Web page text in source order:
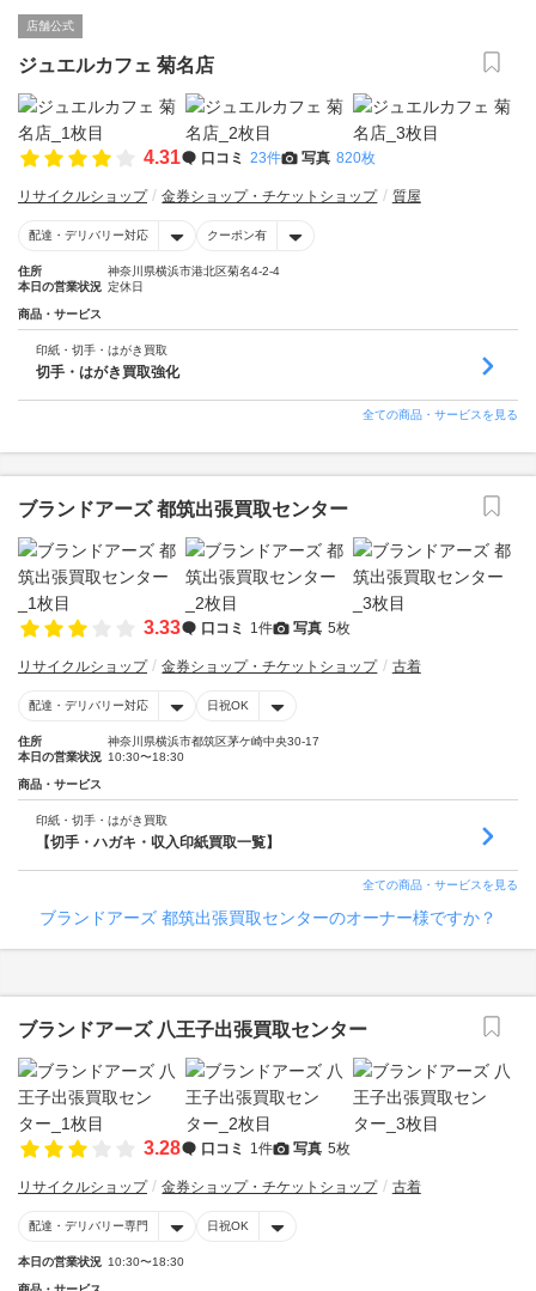
店舗公式
ジュエルカフェ 菊名店
4.31 口コミ 23件 写真 820枚
リサイクルショップ 金券ショップ・チケットショップ 質屋
配達・デリバリー対応 クーポン有
住所
神奈川県横浜市港北区菊名4-2-4
本日の営業状況 定休日
商品・サービス
印紙・切手・はがき買取
切手・はがき買取強化
全ての商品・サービスを見る
ブランドアーズ 都筑出張買取センター
3.33 口コミ 1件 写真 5枚
リサイクルショップ 金券ショップ・チケットショップ 古着
配達・デリバリー対応 日祝OK
住所
神奈川県横浜市都筑区茅ケ崎中央30-17
本日の営業状況 10:30〜18:30
商品・サービス
印紙・切手・はがき買取
【切手・ハガキ・収入印紙買取一覧】
全ての商品・サービスを見る
ブランドアーズ 都筑出張買取センターのオーナー様ですか？
ブランドアーズ 八王子出張買取センター
3.28 口コミ 1件 写真 5枚
リサイクルショップ 金券ショップ・チケットショップ 古着
配達・デリバリー専門 日祝OK
本日の営業状況 10:30〜18:30